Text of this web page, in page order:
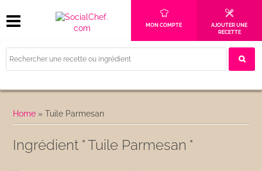
MON COMPTE
AJOUTER UNE
RECETTE
Home »Tuile Parmesan
Ingrédient " Tuile Parmesan "
Vidéo : Verrine Avocat Crevette, nage coco